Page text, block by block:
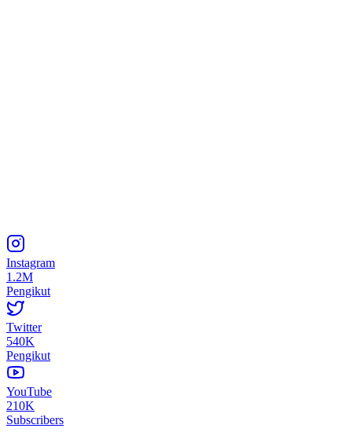
Instagram
1.2M
Pengikut
Twitter
540K
Pengikut
YouTube
210K
Subscribers